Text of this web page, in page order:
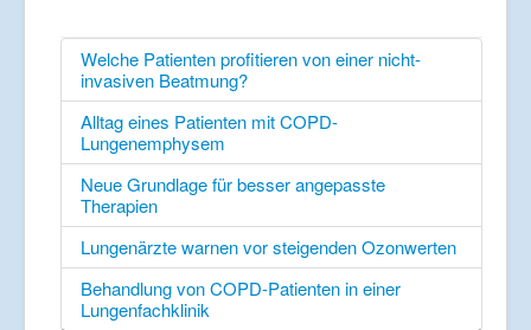
Welche Patienten profitieren von einer nicht-
invasiven Beatmung?
Alltag eines Patienten mit COPD-
Lungenemphysem
Neue Grundlage für besser angepasste
Therapien
Lungenärzte warnen vor steigenden Ozonwerten
Behandlung von COPD-Patienten in einer
Lungenfachklinik